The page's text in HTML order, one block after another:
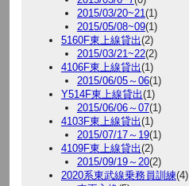
2015/03/20~21(1)
2015/05/08~09(1)
5160F東上線貸出(2)
2015/03/21~22(2)
4106F東上線貸出(1)
2015/06/05～06(1)
Y514F東上線貸出(1)
2015/06/06～07(1)
4103F東上線貸出(1)
2015/07/17～19(1)
4109F東上線貸出(2)
2015/09/19～20(2)
2020系東武線乗務員訓練(4)